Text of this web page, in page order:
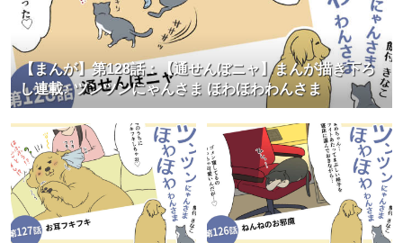
【まんが】第128話：【通せんぼニャ】まんが描き下ろ
し連載♪ ツンツンにゃんさま ほわほわわんさま